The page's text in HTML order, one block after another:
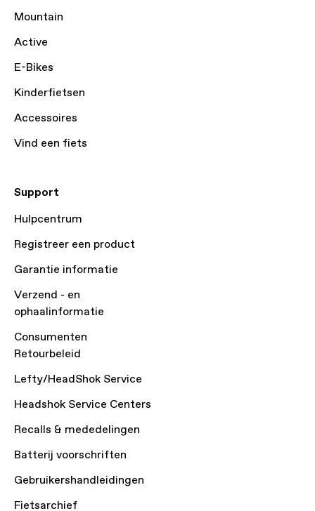
Mountain
Active
E-Bikes
Kinderfietsen
Accessoires
Vind een fiets
Support
Hulpcentrum
Registreer een product
Garantie informatie
Verzend - en
ophaalinformatie
Consumenten
Retourbeleid
Lefty/HeadShok Service
Headshok Service Centers
Recalls & mededelingen
Batterij voorschriften
Gebruikershandleidingen
Fietsarchief